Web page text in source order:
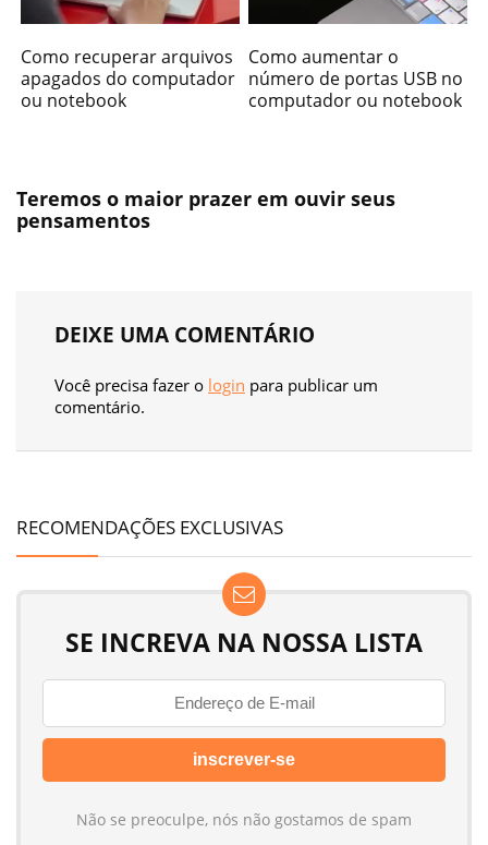
Como recuperar arquivos
apagados do computador
ou notebook
Como aumentar o
número de portas USB no
computador ou notebook
Teremos o maior prazer em ouvir seus
pensamentos
DEIXE UMA COMENTÁRIO
Você precisa fazer o login para publicar um
comentário.
RECOMENDAÇÕES EXCLUSIVAS
SE INCREVA NA NOSSA LISTA
Não se preoculpe, nós não gostamos de spam